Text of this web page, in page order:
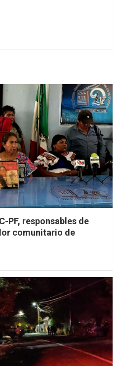
PF, responsables de
comunitario de